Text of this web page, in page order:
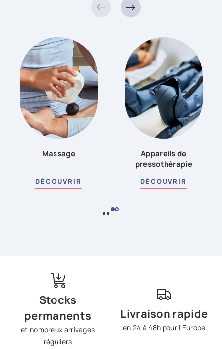
Massage
DÉCOUVRIR
Appareils de
pressothérapie
DÉCOUVRIR
Stocks
permanents
et nombreux arrivages
réguliers
Livraison rapide
en 24 à 48h pour l'Europe